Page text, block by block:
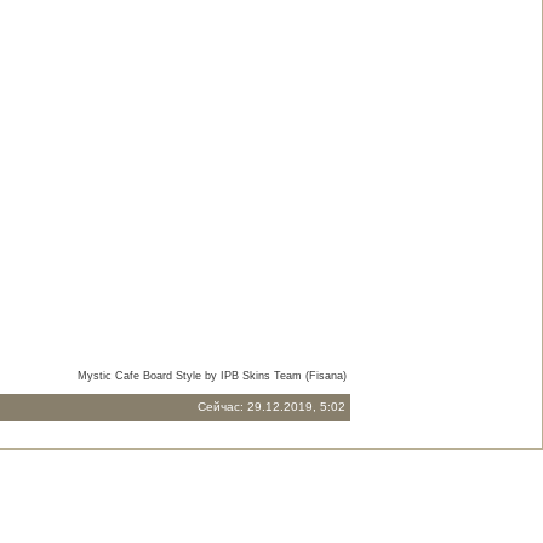
Mystic Cafe Board Style by IPB Skins Team (Fisana)
Сейчас: 29.12.2019, 5:02